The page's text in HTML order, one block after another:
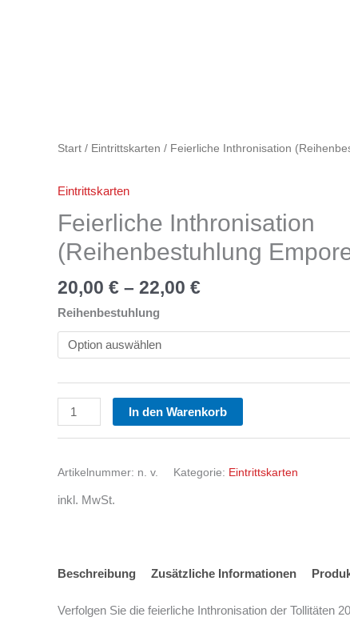
Start / Eintrittskarten / Feierliche Inthronisation
Eintrittskarten
Feierliche Inthronisation
(Reihenbestuhlung
20,00 € – 22,00 €
Reihenbestuhlung
(Reihenbestuhlung
In den Warenkorb
Artikelnummer: n. v. Kategorie: Eintrittskarten
inkl. MwSt.
Beschreibung Zusätzliche Informationen
Verfolgen Sie die feierliche Inthronisation der Tollitäten